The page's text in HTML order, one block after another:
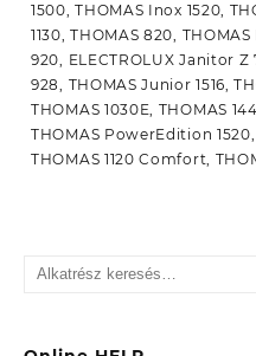
1500, THOMAS Inox 1520,
1130, THOMAS 820,
920, ELECTROLUX Janitor Z
928, THOMAS Junior 1516,
THOMAS 1030E, THOMAS
THOMAS PowerEdition
THOMAS 1120 Comfort,
Keresés